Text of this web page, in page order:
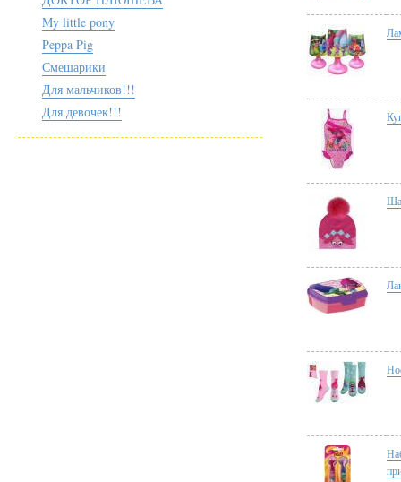
My little pony
Peppa Pig
Смешарики
Для мальчиков!!!
Для девочек!!!